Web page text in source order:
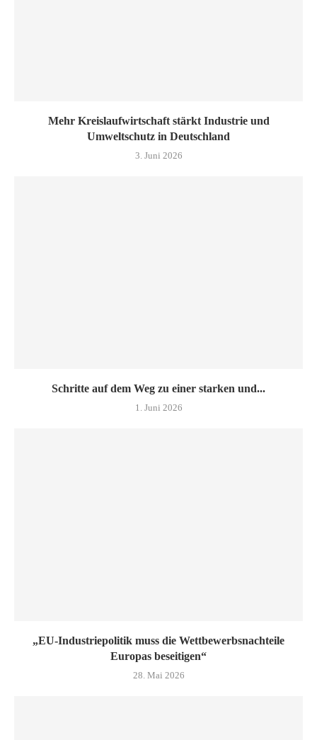
Mehr Kreislaufwirtschaft stärkt Industrie und
Umweltschutz in Deutschland
3. Juni 2026
Schritte auf dem Weg zu einer starken und...
1. Juni 2026
„EU-Industriepolitik muss die Wettbewerbsnachteile
Europas beseitigen“
28. Mai 2026